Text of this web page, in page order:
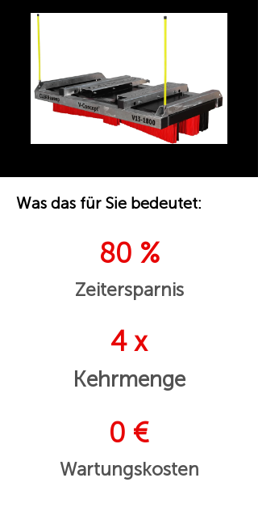
Was das für Sie bedeutet:
80 %
Zeitersparnis
4 x
Kehrmenge
0 €
Wartungskosten